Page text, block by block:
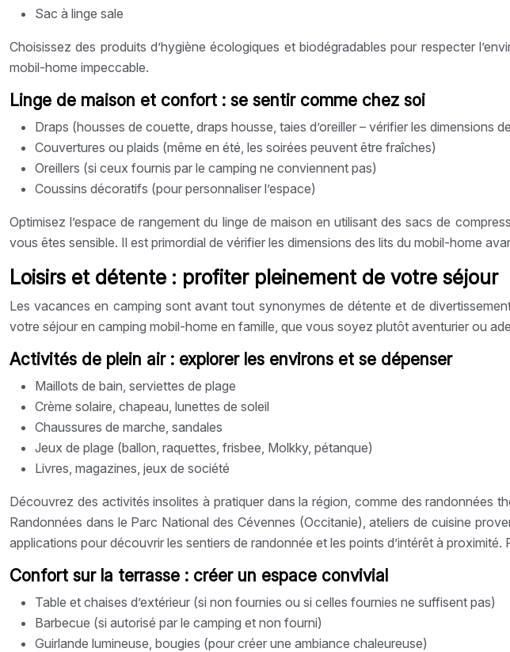
Sac à linge sale
Choisissez des produits d’hygiène écologiques et biodégradables pour respecter
mobil-home impeccable.
Linge de maison et confort : se sentir comme chez soi
Draps (housses de couette, draps housse, taies d’oreiller – vérifier les dimensions
Couvertures ou plaids (même en été, les soirées peuvent être fraîches)
Oreillers (si ceux fournis par le camping ne conviennent pas)
Coussins décoratifs (pour personnaliser l’espace)
Optimisez l’espace de rangement du linge de maison en utilisant des sacs de
vous êtes sensible. Il est primordial de vérifier les dimensions des lits du mobil-home
Loisirs et détente : profiter pleinement de votre séjour
Les vacances en camping sont avant tout synonymes de détente et de
votre séjour en camping mobil-home en famille, que vous soyez plutôt aventurier ou
Activités de plein air : explorer les environs et se dépenser
Maillots de bain, serviettes de plage
Crème solaire, chapeau, lunettes de soleil
Chaussures de marche, sandales
Jeux de plage (ballon, raquettes, frisbee, Molkky, pétanque)
Livres, magazines, jeux de société
Découvrez des activités insolites à pratiquer dans la région, comme des randonnées
Randonnées dans le Parc National des Cévennes (Occitanie), ateliers de cuisine
applications pour découvrir les sentiers de randonnée et les points d’intérêt à
Confort sur la terrasse : créer un espace convivial
Table et chaises d’extérieur (si non fournies ou si celles fournies ne suffisent pas)
Barbecue (si autorisé par le camping et non fourni)
Guirlande lumineuse, bougies (pour créer une ambiance chaleureuse)